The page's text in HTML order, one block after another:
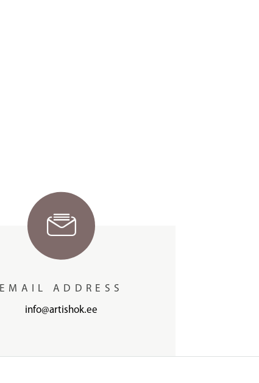
EMAIL ADDRESS
info@artishok.ee